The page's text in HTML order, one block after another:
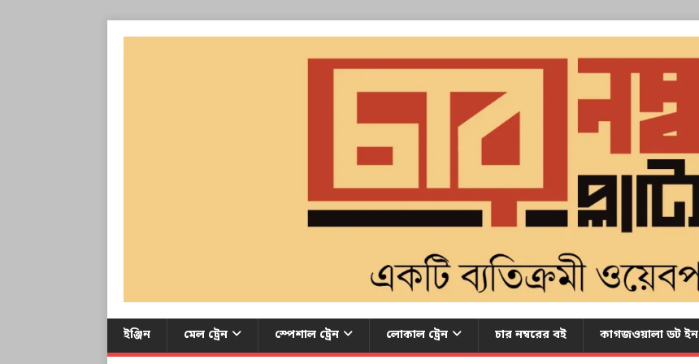
ইঞ্জিন মেল ট্রেন স্পেশাল ট্রেন লোকাল ট্রেন চার নম্বরের বই কাগজওয়ালা ডট ইন